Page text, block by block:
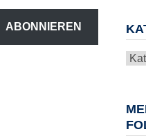
ABONNIEREN